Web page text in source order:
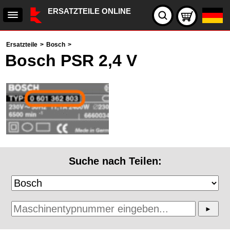
ERSATZTEILE ONLINE
Ersatzteile > Bosch >
Bosch PSR 2,4 V
Suche nach Teilen: